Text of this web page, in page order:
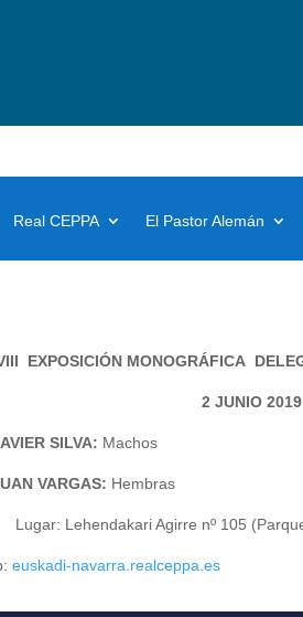
Real CEPPA El Pastor Alemán
EXPOSICIÓN MONOGRÁFICA
2 JUNIO 2019
SILVA: Machos
VARGAS: Hembras
Lehendakari Agirre nº 105
euskadi-navarra.realceppa.es